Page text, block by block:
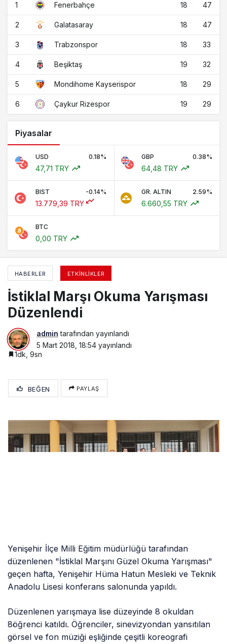
1 Fenerbahçe 18 47
2 Galatasaray 18 47
3 Trabzonspor 18 33
4 Beşiktaş 19 32
5 Mondihome Kayserispor 18 29
6 Çaykur Rizespor 19 29
Piyasalar
USD 0.18%
47,71 TRY
GBP 0.38%
64,48 TRY
BIST -0.14%
13.779,39 TRY
GR. ALTIN 2.59%
6.660,55 TRY
BTC
0,00 TRY
HABERLER ETKINLIKLER
İstiklal Marşı Okuma Yarışması
Düzenlendi
admin tarafından yayınlandı
5 Mart 2018, 18:54 yayınlandı
1dk, 9sn
BEĞEN PAYLAŞ
Yenişehir İlçe Milli Eğitim müdürlüğü tarafından
düzenlenen "İstiklal Marşını Güzel Okuma Yarışması"
geçen hafta, Yenişehir Hüma Hatun Mesleki ve Teknik
Anadolu Lisesi konferans salonunda yapıldı.
Düzenlenen yarışmaya lise düzeyinde 8 okuldan
8öğrenci katıldı. Öğrenciler, sinevizyondan yansıtılan
görsel ve fon müziği eşliğinde çeşitli koreografi